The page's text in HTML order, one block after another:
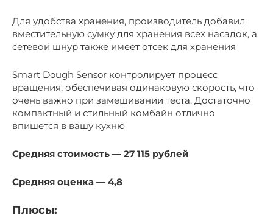
Для удобства хранения, производитель добавил
вместительную сумку для хранения всех насадок, а
сетевой шнур также имеет отсек для хранения
Smart Dough Sensor контролирует процесс
вращения, обеспечивая одинаковую скорость, что
очень важно при замешивании теста. Достаточно
компактный и стильный комбайн отлично
впишется в вашу кухню
Средняя стоимость — 27 115 рублей
Средняя оценка — 4,8
Плюсы: